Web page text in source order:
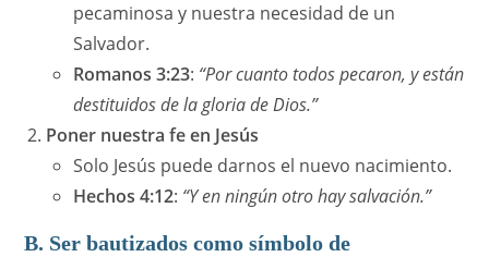
pecaminosa y nuestra necesidad de un
Salvador.
Romanos 3:23: “Por cuanto todos pecaron, y están
destituidos de la gloria de Dios.”
Poner nuestra fe en Jesús
Solo Jesús puede darnos el nuevo nacimiento.
Hechos 4:12: “Y en ningún otro hay salvación.”
B. Ser bautizados como símbolo de